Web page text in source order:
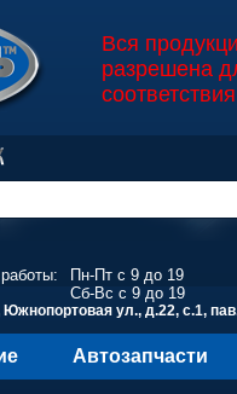
Вся
разрешена
Пн-Пт с 9 до 19
Сб-Вс с 9 до 19
Южнопортовая ул., д.22, с.1,
Автозапчасти